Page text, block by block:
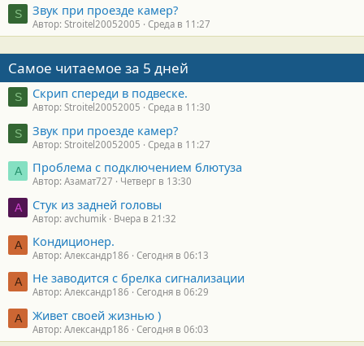
S Звук при проезде камер?
Автор: Stroitel20052005 Среда в 11:27
Самое читаемое за 5 дней
S Скрип спереди в подвеске.
Автор: Stroitel20052005 Среда в 11:30
S Звук при проезде камер?
Автор: Stroitel20052005 Среда в 11:27
А Проблема с подключением блютуза
Автор: Азамат727 Четверг в 13:30
A Стук из задней головы
Автор: avchumik Вчера в 21:32
А Кондиционер.
Автор: Александр186 Сегодня в 06:13
А Не заводится с брелка сигнализации
Автор: Александр186 Сегодня в 06:29
А Живет своей жизнью )
Автор: Александр186 Сегодня в 06:03